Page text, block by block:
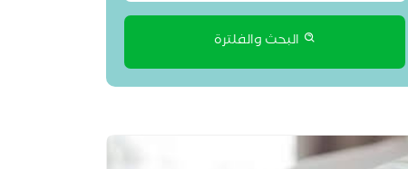
البحث والفلترة